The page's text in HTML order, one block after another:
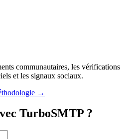
communautaires, les vérifications
et les signaux sociaux.
→
TurboSMTP ?